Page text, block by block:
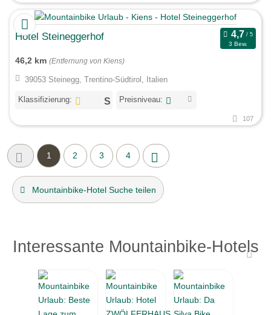
Hotel Steineggerhof
3 Bew.
46,2 km (Entfernung von Kiens)
39053 Steinegg, Trentino-Südtirol, Italien
Klassifizierung: Preisniveau:
107
1 2 3 4
Mountainbike-Hotel Suche teilen
Interessante Mountainbike-Hotels